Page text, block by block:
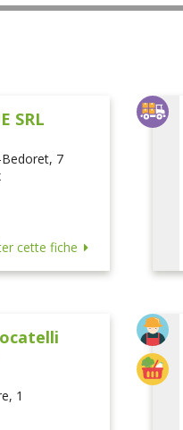
SRL
7
cette fiche
1